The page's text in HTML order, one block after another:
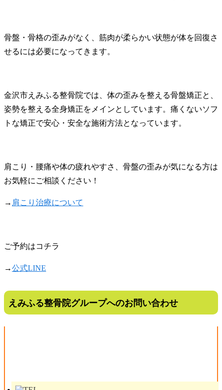
骨盤・骨格の歪みがなく、筋肉が柔らかい状態が体を回復さ
せるには必要になってきます。
金沢市えみふる整骨院では、体の歪みを整える骨盤矯正と、
姿勢を整える全身矯正をメインとしています。痛くないソフ
トな矯正で安心・安全な施術方法となっています。
肩こり・腰痛や体の疲れやすさ、骨盤の歪みが気になる方は
お気軽にご相談ください！
→ 肩こり治療について
ご予約はコチラ
→公式LINE
えみふる整骨院グループへのお問い合わせ